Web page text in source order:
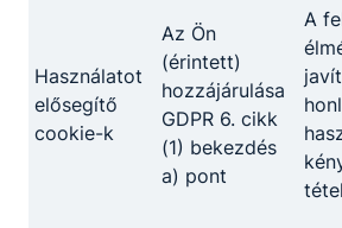
köszörüléssel, marással;
egyszerű geometriájú
CNC vezérlésű
forgácsoló szerszámokat
a legyártott munkadarab
megfelelősségét ellenőrzi.
Használatot
elősegítő
cookie-k
Az Ön
(érintett)
hozzájárulása
GDPR 6. cikk
(1) bekezdés
a) pont
A